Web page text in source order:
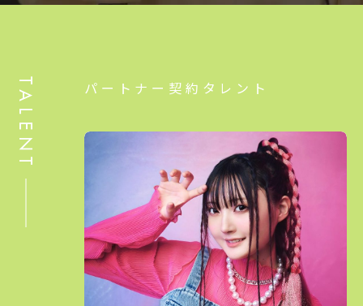
TALENT パートナー契約タレント